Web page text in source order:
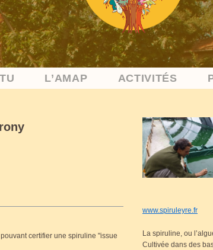
L’AMAP ACTIVITÉS
certifier une spiruline issue
www.spiruleyre.fr
La spiruline, ou
Cultivée dans des